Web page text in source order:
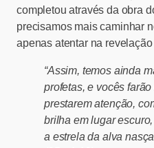
completou através da obra
precisamos mais caminhar
apenas atentar na
“Assim, temos ainda
profetas, e vocês
prestarem atenção,
brilha em lugar
a estrela da alva